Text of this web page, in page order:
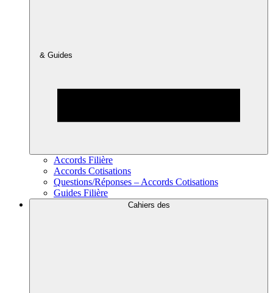
& Guides
Accords Filière
Accords Cotisations
Questions/Réponses – Accords Cotisations
Guides Filière
Cahiers des